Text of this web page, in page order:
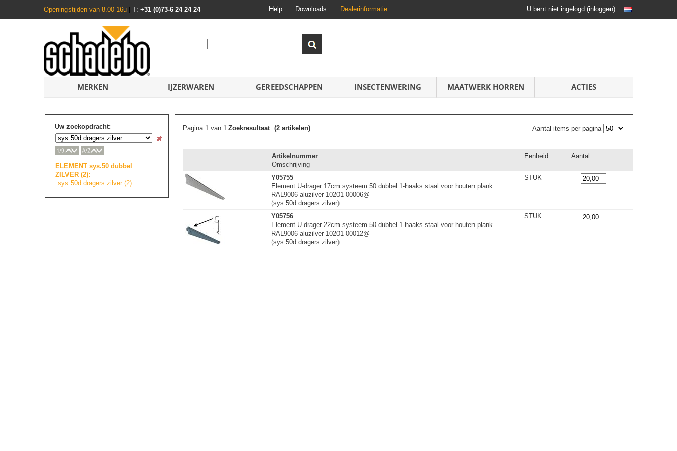
Openingstijden van 8.00-16u T: +31 (0)73-6 24 24 24 Help Downloads Dealerinformatie U bent niet ingelogd (inloggen)
MERKEN IJZERWAREN GEREEDSCHAPPEN INSECTENWERING MAATWERK HORREN ACTIES
Uw zoekopdracht:
ELEMENT sys.50 dubbel
ZILVER (2):
sys.50d dragers zilver (2)
Pagina 1 van 1 Aantal items per pagina
Zoekresultaat (2 artikelen)
Artikelnummer
Omschrijving
Eenheid Aantal
Y05755
Element U-drager 17cm systeem 50 dubbel 1-haaks staal voor houten plank
RAL9006 aluzilver 10201-00006@
(sys.50d dragers zilver)
STUK
Y05756
Element U-drager 22cm systeem 50 dubbel 1-haaks staal voor houten plank
RAL9006 aluzilver 10201-00012@
(sys.50d dragers zilver)
STUK